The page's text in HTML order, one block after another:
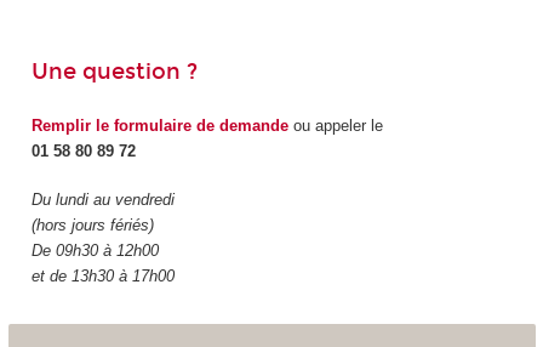
Une question ?
Remplir le formulaire de demandeou appeler le
01 58 80 89 72
Du lundi au vendredi
(hors jours fériés)
De 09h30 à 12h00
et de 13h30 à 17h00